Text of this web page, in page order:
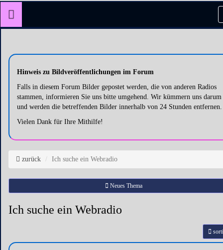
Hinweis zu Bildveröffentlichungen im Forum
Falls in diesem Forum Bilder gepostet werden, die von anderen Radios
stammen, informieren Sie uns bitte umgehend. Wir kümmern uns darum
und werden die betreffenden Bilder innerhalb von 24 Stunden entfernen.
Vielen Dank für Ihre Mithilfe!
zurück Ich suche ein Webradio
Neues Thema
Ich suche ein Webradio